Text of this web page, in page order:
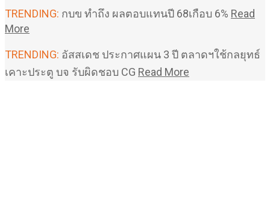
TRENDING: กบข ทำถึง ผลตอบแทนปี 68เกือบ 6% Read
More
TRENDING: อัสสเดช ประกาศแผน 3 ปี ตลาดฯใช้กลยุทธ์
เคาะประตู บจ รับผิดชอบ CG Read More